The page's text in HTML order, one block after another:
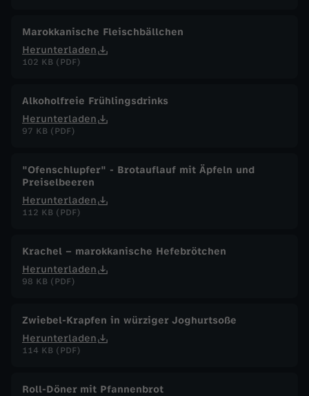
Marokkanische Fleischbällchen
Herunterladen
102 KB (PDF)
Alkoholfreie Frühlingsdrinks
Herunterladen
97 KB (PDF)
"Ofenschlupfer" - Brotauflauf mit Äpfeln und
Preiselbeeren
Herunterladen
112 KB (PDF)
Krachel – marokkanische Hefebrötchen
Herunterladen
98 KB (PDF)
Zwiebel-Krapfen in würziger Joghurtsoße
Herunterladen
114 KB (PDF)
Roll-Döner mit Pfannenbrot